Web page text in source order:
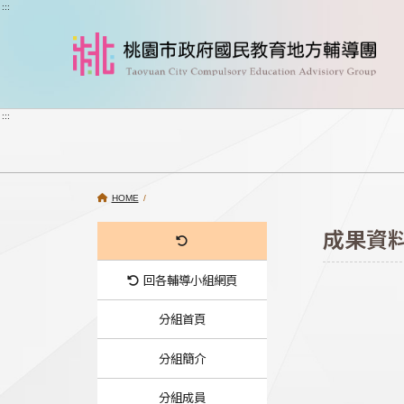
跳到主要內容
:::
:::
HOME /
回各輔導小組網頁
分組首頁
分組簡介
分組成員
成果資